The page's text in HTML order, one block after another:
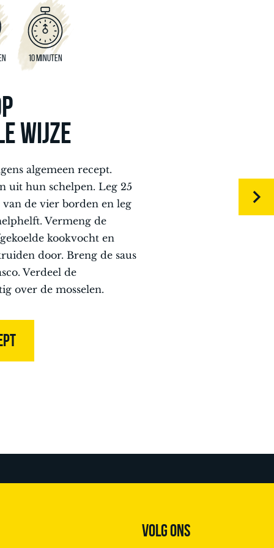
10 MINUTEN
WIJZE
algemeen recept.
uit hun schelpen. Leg 25
de vier borden en leg
Vermeng de
kookvocht en
door. Breng de saus
Verdeel de
over de mosselen.
VOLG ONS